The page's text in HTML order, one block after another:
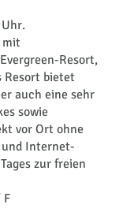
mit
Resort,
Resort bietet
auch eine sehr
sowie
vor Ort ohne
und Internet-
zur freien
F